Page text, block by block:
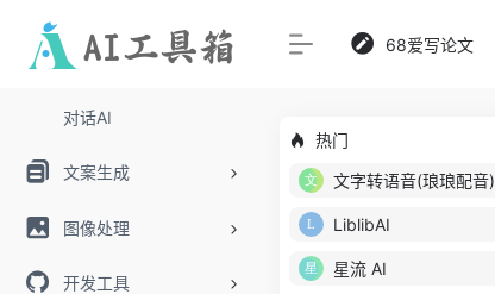
对话AI
文案生成
图像处理
开发工具
68爱写论文
热门
文字转语音(琅琅配音)
LiblibAI
星流 AI